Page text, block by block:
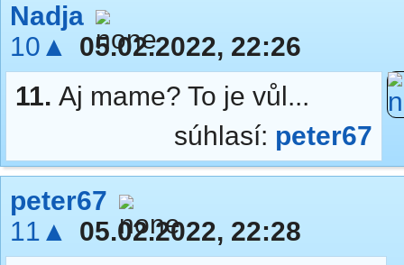
Nadja
10▲
05.02.2022, 22:26
11. Aj mame? To je vůl...
súhlasí: peter67
peter67
11▲
05.02.2022, 22:28